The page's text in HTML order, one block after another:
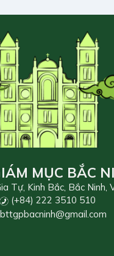
MỤC BẮC
Tự, Kinh Bắc, Bắc Ninh,
(+84) 222 3510 510
bttgpbacninh@gmail.com